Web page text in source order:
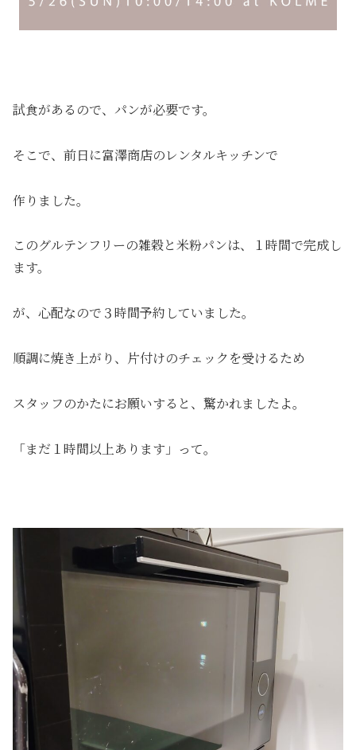
試食があるので、パンが必要です。
そこで、前日に富澤商店のレンタルキッチンで
作りました。
このグルテンフリーの雑穀と米粉パンは、１時間で完成し
ます。
が、心配なので３時間予約していました。
順調に焼き上がり、片付けのチェックを受けるため
スタッフのかたにお願いすると、驚かれましたよ。
「まだ１時間以上あります」って。